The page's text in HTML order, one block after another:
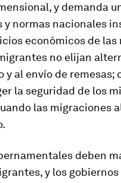
y demanda
normas nacionales
económicos de las
no elijan
al envío de remesas;
la seguridad de los
las migraciones
deben
y los